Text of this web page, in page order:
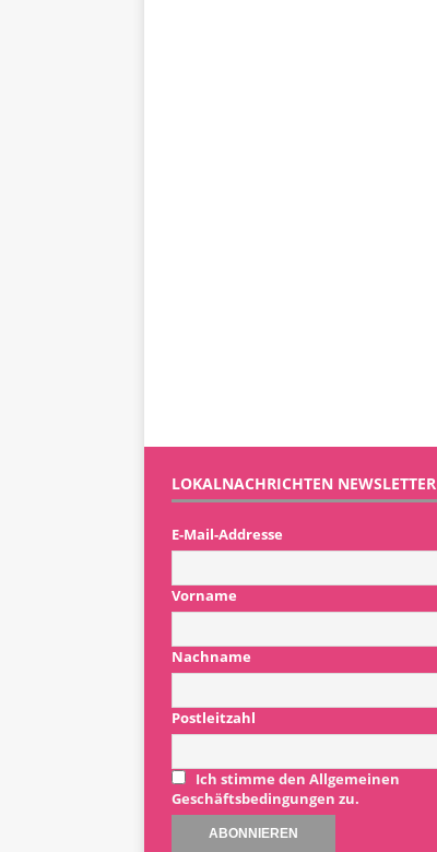
LOKALNACHRICHTEN NEWSLETTER
E-Mail-Addresse
Vorname
Nachname
Postleitzahl
Ich stimme den Allgemeinen
Geschäftsbedingungen zu.